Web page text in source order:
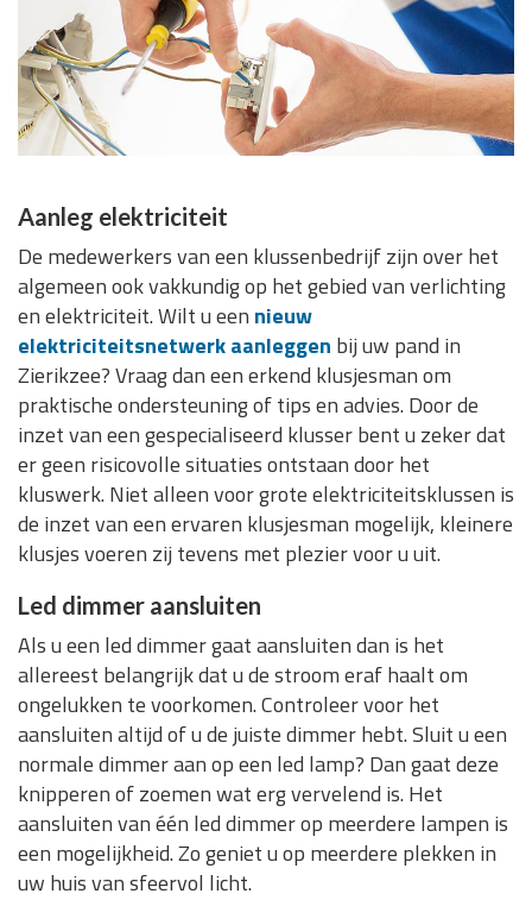
Aanleg elektriciteit
De medewerkers van een klussenbedrijf zijn over het
algemeen ook vakkundig op het gebied van verlichting
en elektriciteit. Wilt u een nieuw
elektriciteitsnetwerk aanleggen bij uw pand in
Zierikzee? Vraag dan een erkend klusjesman om
praktische ondersteuning of tips en advies. Door de
inzet van een gespecialiseerd klusser bent u zeker dat
er geen risicovolle situaties ontstaan door het
kluswerk. Niet alleen voor grote elektriciteitsklussen is
de inzet van een ervaren klusjesman mogelijk, kleinere
klusjes voeren zij tevens met plezier voor u uit.
Led dimmer aansluiten
Als u een led dimmer gaat aansluiten dan is het
allereest belangrijk dat u de stroom eraf haalt om
ongelukken te voorkomen. Controleer voor het
aansluiten altijd of u de juiste dimmer hebt. Sluit u een
normale dimmer aan op een led lamp? Dan gaat deze
knipperen of zoemen wat erg vervelend is. Het
aansluiten van één led dimmer op meerdere lampen is
een mogelijkheid. Zo geniet u op meerdere plekken in
uw huis van sfeervol licht.